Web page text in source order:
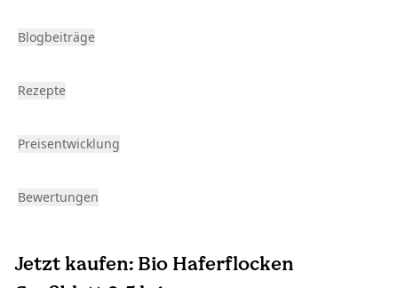
Blogbeiträge
Rezepte
Preisentwicklung
Bewertungen
Jetzt kaufen: Bio Haferflocken